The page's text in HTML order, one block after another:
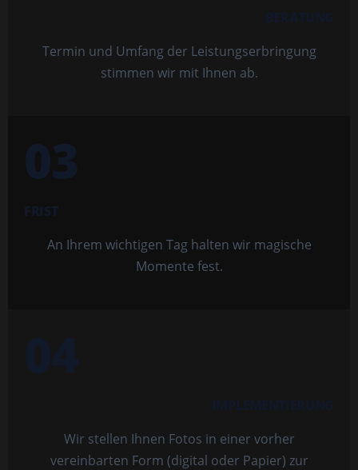
Termin und Umfang der Leistungserbringung
stimmen wir mit Ihnen ab.
03
FRIST
An Ihrem wichtigen Tag halten wir magische
Momente fest.
Wir stellen Ihnen Fotos in einer vorher
vereinbarten Form (digital oder Papier) zur